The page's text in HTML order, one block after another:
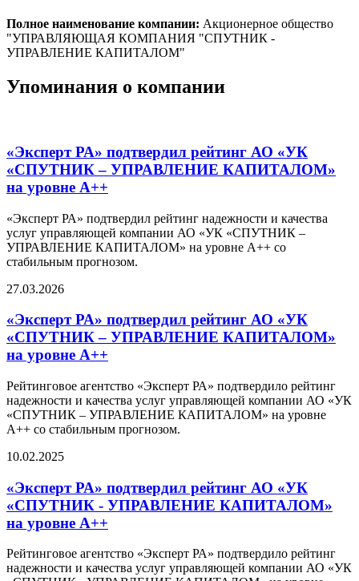
Полное наименование компании: Акционерное общество
"УПРАВЛЯЮЩАЯ КОМПАНИЯ "СПУТНИК -
УПРАВЛЕНИЕ КАПИТАЛОМ"
Упоминания о компании
«Эксперт РА» подтвердил рейтинг АО «УК
«СПУТНИК – УПРАВЛЕНИЕ КАПИТАЛОМ»
на уровне А++
«Эксперт РА» подтвердил рейтинг надежности и качества
услуг управляющей компании АО «УК «СПУТНИК –
УПРАВЛЕНИЕ КАПИТАЛОМ» на уровне А++ со
стабильным прогнозом.
27.03.2026
«Эксперт РА» подтвердил рейтинг АО «УК
«СПУТНИК – УПРАВЛЕНИЕ КАПИТАЛОМ»
на уровне А++
Рейтинговое агентство «Эксперт РА» подтвердило рейтинг
надежности и качества услуг управляющей компании АО «УК
«СПУТНИК – УПРАВЛЕНИЕ КАПИТАЛОМ» на уровне
А++ со стабильным прогнозом.
10.02.2025
«Эксперт РА» подтвердил рейтинг АО «УК
«СПУТНИК - УПРАВЛЕНИЕ КАПИТАЛОМ»
на уровне А++
Рейтинговое агентство «Эксперт РА» подтвердило рейтинг
надежности и качества услуг управляющей компании АО «УК